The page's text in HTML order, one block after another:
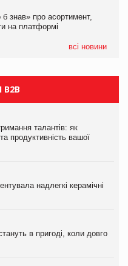
знав» про асортимент,
на платформі
всі новини
мережу магазинів
талантів: як
продуктивність вашої
надлегкі керамічні
в пригоді, коли довго